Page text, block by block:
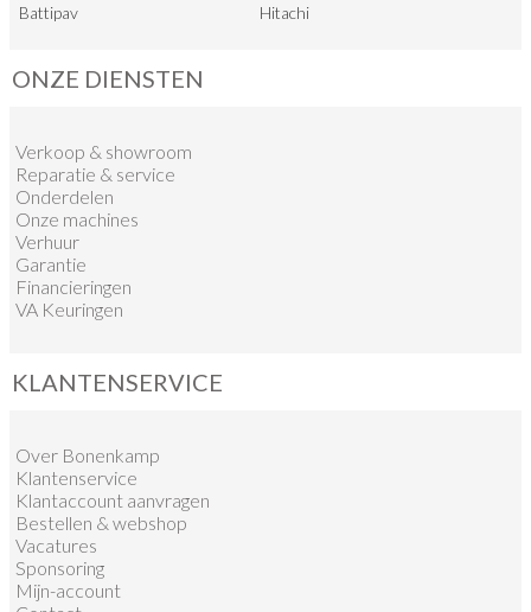
Battipav Hitachi
ONZE DIENSTEN
Verkoop & showroom
Reparatie & service
Onderdelen
Onze machines
Verhuur
Garantie
Financieringen
VA Keuringen
KLANTENSERVICE
Over Bonenkamp
Klantenservice
Klantaccount aanvragen
Bestellen & webshop
Vacatures
Sponsoring
Mijn-account